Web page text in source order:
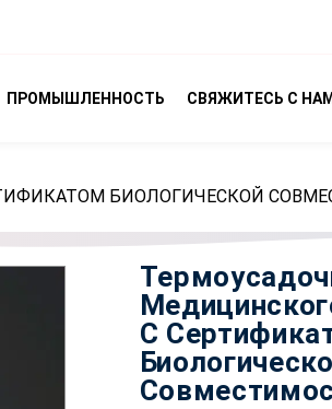
ПРОМЫШЛЕННОСТЬ СВЯЖИТЕСЬ С
БИОЛОГИЧЕСКОЙ
С